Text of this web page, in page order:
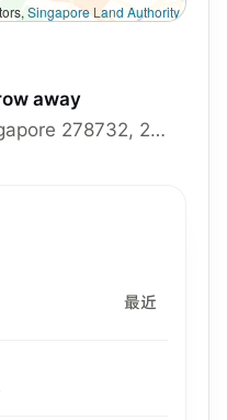
Singapore Land Authority
away
7 Holland Hill Park, Singapore 278732, 278732
最近